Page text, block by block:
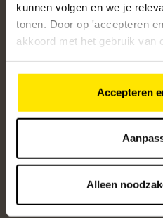
kunnen volgen en we je
tonen. Door op 'accepteren
akkoord met het gebruik van
Accepteren
Alleen
Over ons
4.8 /5
Altijd op de hoogte van
Ontvang de beste
Aanmelden